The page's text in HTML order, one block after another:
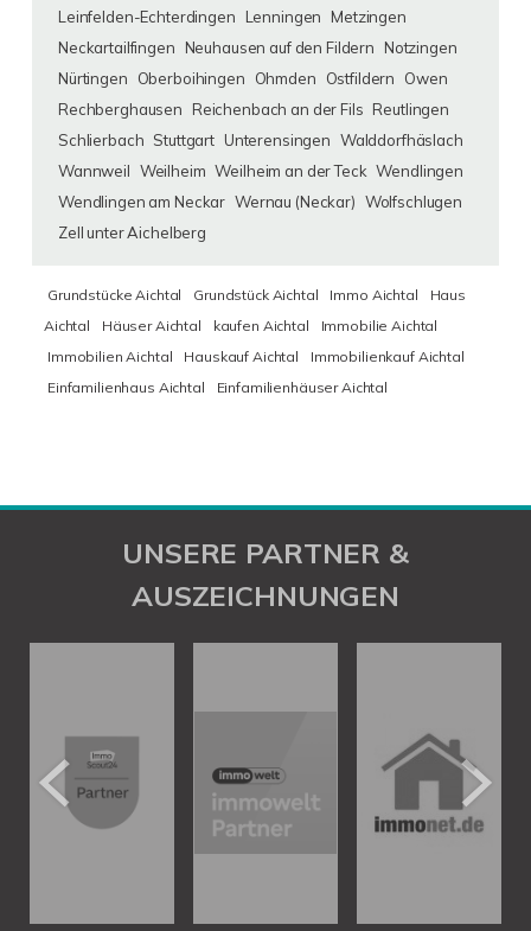
Leinfelden-Echterdingen Lenningen
Metzingen
Neckartailfingen
Neuhausen auf den Fildern
Notzingen
Nürtingen
Oberboihingen Ohmden Ostfildern
Owen
Rechberghausen
Reichenbach an der Fils Reutlingen
Schlierbach Stuttgart Unterensingen Walddorfhäslach
Wannweil Weilheim Weilheim an der Teck Wendlingen
Wendlingen am Neckar Wernau (Neckar) Wolfschlugen
Zell unter Aichelberg
Grundstücke Aichtal Grundstück Aichtal Immo Aichtal
Haus
Aichtal
Häuser Aichtal kaufen Aichtal
Immobilie Aichtal
Immobilien Aichtal
Hauskauf Aichtal
Immobilienkauf Aichtal
Einfamilienhaus Aichtal
Einfamilienhäuser Aichtal
UNSERE PARTNER &
AUSZEICHNUNGEN